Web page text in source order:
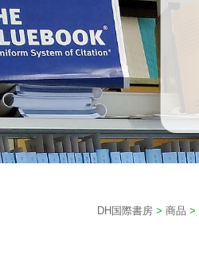
DH国際書房 > 商品 >